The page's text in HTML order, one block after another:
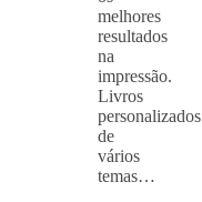
melhores
resultados
na
impressão.
Livros
personalizados
de
vários
temas…